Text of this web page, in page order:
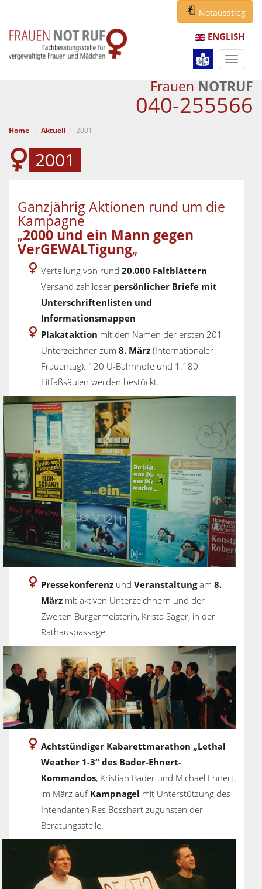
Notausstieg
ENGLISH
Frauen NOTRUF
040-255566
Home Aktuell 2001
2001
Ganzjährig Aktionen rund um die
Kampagne
„2000 und ein Mann gegen
VerGEWALTigung„
Verteilung von rund 20.000 Faltblättern,
Versand zahlloser persönlicher Briefe mit
Unterschriftenlisten und
Informationsmappen
Plakataktion mit den Namen der ersten 201
Unterzeichner zum 8. März (Internationaler
Frauentag). 120 U-Bahnhöfe und 1.180
Litfaßsäulen werden bestückt.
Pressekonferenz und Veranstaltungam 8.
März mit aktiven Unterzeichnern und der
Zweiten Bürgermeisterin, Krista Sager, in der
Rathauspassage.
Achtstündiger Kabarettmarathon „Lethal
Weather 1-3“ des Bader-Ehnert-
Kommandos, Kristian Bader und Michael Ehnert,
im März aufKampnagel mit Unterstützung des
Intendanten Res Bosshart zugunsten der
Beratungsstelle.